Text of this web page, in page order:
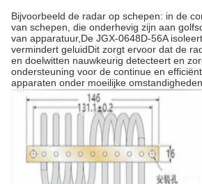
Bijvoorbeeld de radar op schepen: in de
van schepen, die onderhevig zijn aan
van apparatuur,De JGX-0648D-56A
vermindert geluidDit zorgt ervoor dat de
en doelwitten nauwkeurig detecteert en
ondersteuning voor de continue en
apparaten onder moeilijke omstandigheden.